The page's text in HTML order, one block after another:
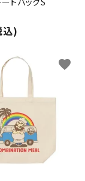
)
favorite